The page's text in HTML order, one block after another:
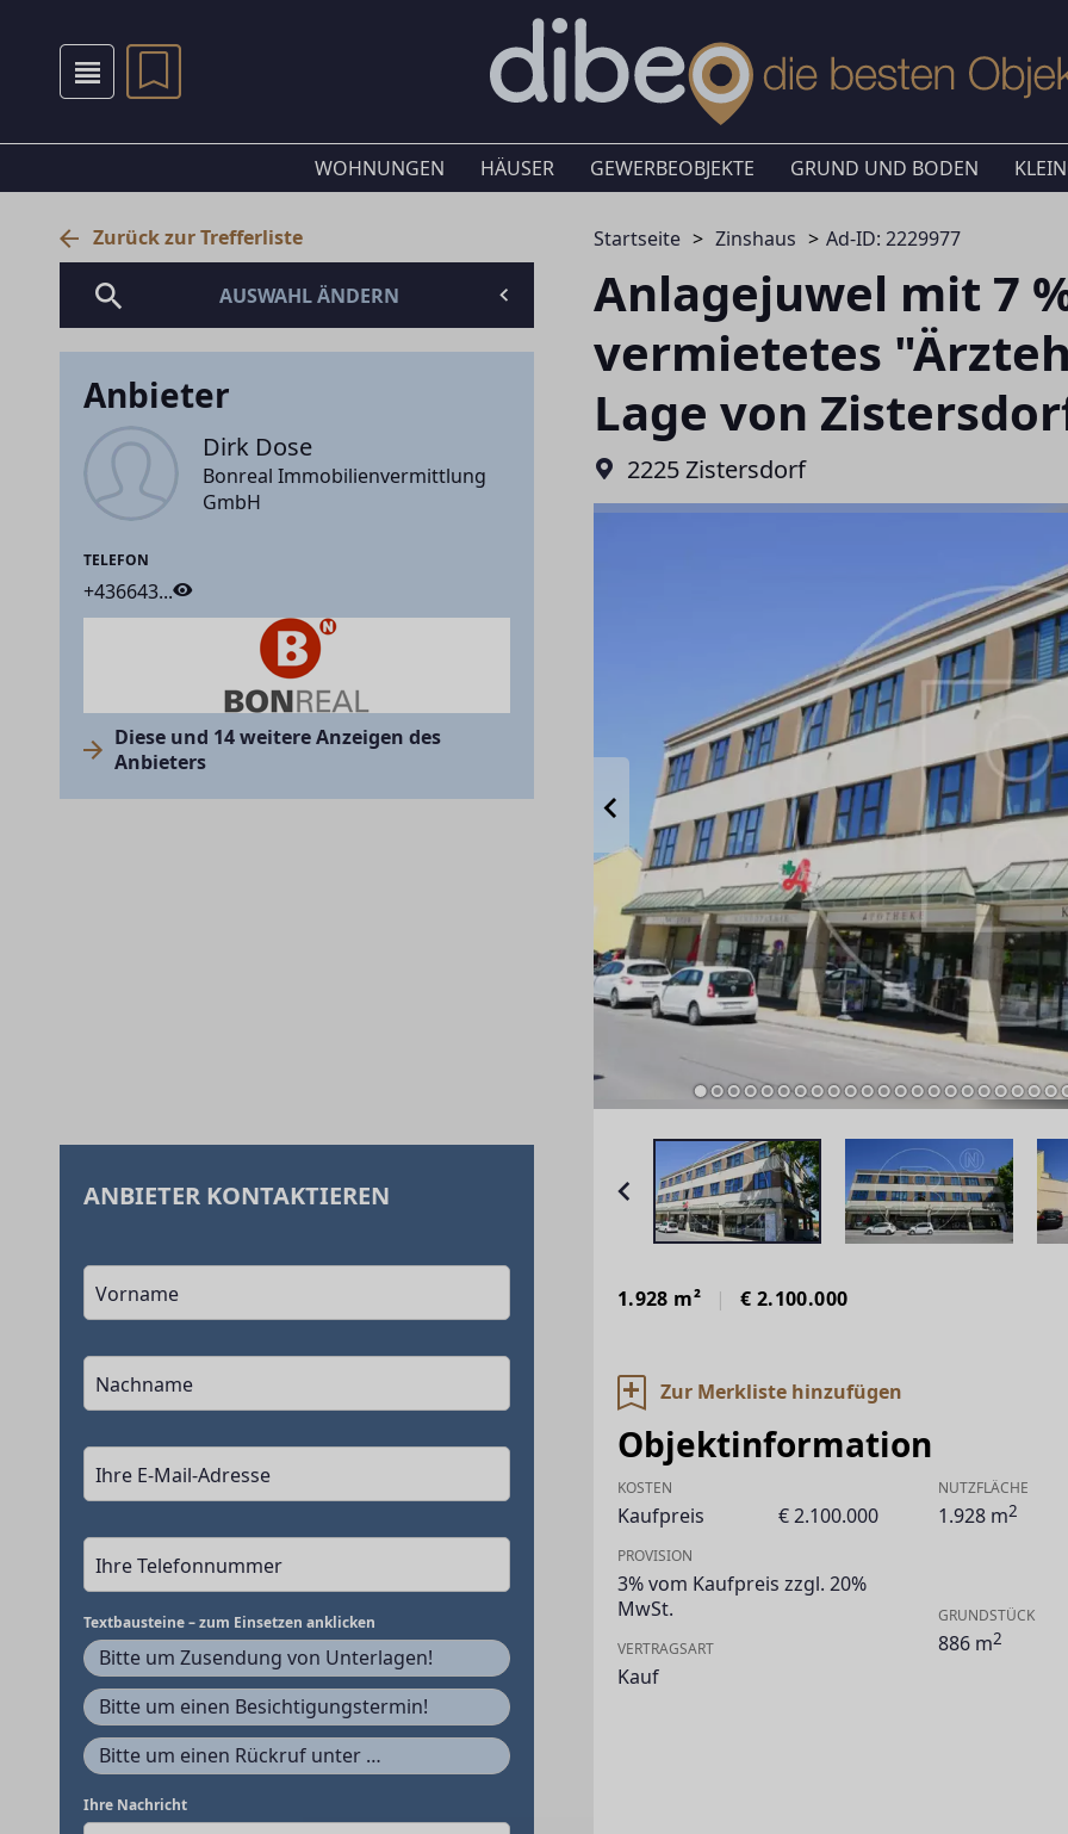
WOHNUNGEN HÄUSER GEWERBEOBJEKTE GRUND UND BODEN
Startseite Zinshaus Ad-ID: 2229977
Anlagejuwel mit 7
vermietetes
Lage von
2225 Zistersdorf
1.928 m² € 2.100.000
Zur Merkliste hinzufügen
Objektinformation
KOSTEN
Kaufpreis € 2.100.000
PROVISION
3% vom Kaufpreis zzgl. 20%
MwSt.
VERTRAGSART
Kauf
NUTZFLÄCHE
1.928 m2
GRUNDSTÜCK
886 m2
Zurück zur Trefferliste
AUSWAHL ÄNDERN
Anbieter
Dirk Dose
Bonreal Immobilienvermittlung
GmbH
TELEFON
+436643...
Diese und 14 weitere Anzeigen des
Anbieters
ANBIETER KONTAKTIEREN
Textbausteine – zum Einsetzen anklicken
Bitte um Zusendung von Unterlagen!
Bitte um einen Besichtigungstermin!
Bitte um einen Rückruf unter …
Ihre Nachricht